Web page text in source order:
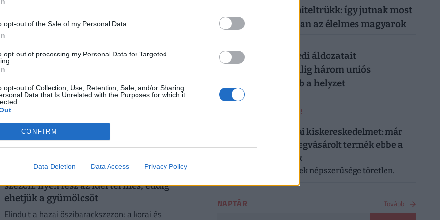
opt-out of the Sale of my Personal Data.
opt-out of processing my Personal Data for Targeted
opt-out of Collection, Use, Retention, Sale, and/or Sharing
Data that Is Unrelated with the Purposes for which it
CONFIRM
Data Deletion Data Access Privacy Policy
országszerte
Végre elindult a hazai őszibarack
szezon: ilyen lesz az idei termés, eddig
ehetjük a gyümölcsöt
Elindult a hazai őszibarackszezon: a korai és
Működik a legális hiteltrükk: így jutnak most
milliókhoz olcsóbban az élelmes magyarok
Csendes gyilkos szedi áldozatait
Magyarországon: alig három uniós
országban rosszabb a helyzet
ERRŐL NE MARADJ LE!
Letarolták az európai kiskereskedelmet: már
minden második megvásárolt termék ebbe a
kategóriába tartozik
A saját márkás termékek népszerűsége töretlen.
NAPTÁR Tovább